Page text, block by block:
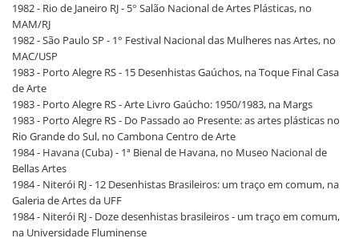
1982 - Rio de Janeiro RJ - 5° Salão Nacional de Artes Plásticas, no
MAM/RJ
1982 - São Paulo SP - 1° Festival Nacional das Mulheres nas Artes, no
MAC/USP
1983 - Porto Alegre RS - 15 Desenhistas Gaúchos, na Toque Final Casa
de Arte
1983 - Porto Alegre RS - Arte Livro Gaúcho: 1950/1983, na Margs
1983 - Porto Alegre RS - Do Passado ao Presente: as artes plásticas no
Rio Grande do Sul, no Cambona Centro de Arte
1984 - Havana (Cuba) - 1ª Bienal de Havana, no Museo Nacional de
Bellas Artes
1984 - Niterói RJ - 12 Desenhistas Brasileiros: um traço em comum, na
Galeria de Artes da UFF
1984 - Niterói RJ - Doze desenhistas brasileiros - um traço em comum,
na Universidade Fluminense